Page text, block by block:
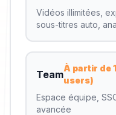
Vidéos illimitées,
sous-titres auto,
Team
À partir de
users)
Espace équipe,
avancée